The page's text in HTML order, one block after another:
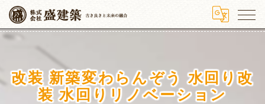
改装 新築変わらんぞう 水回り改
装 水回りリノベーション